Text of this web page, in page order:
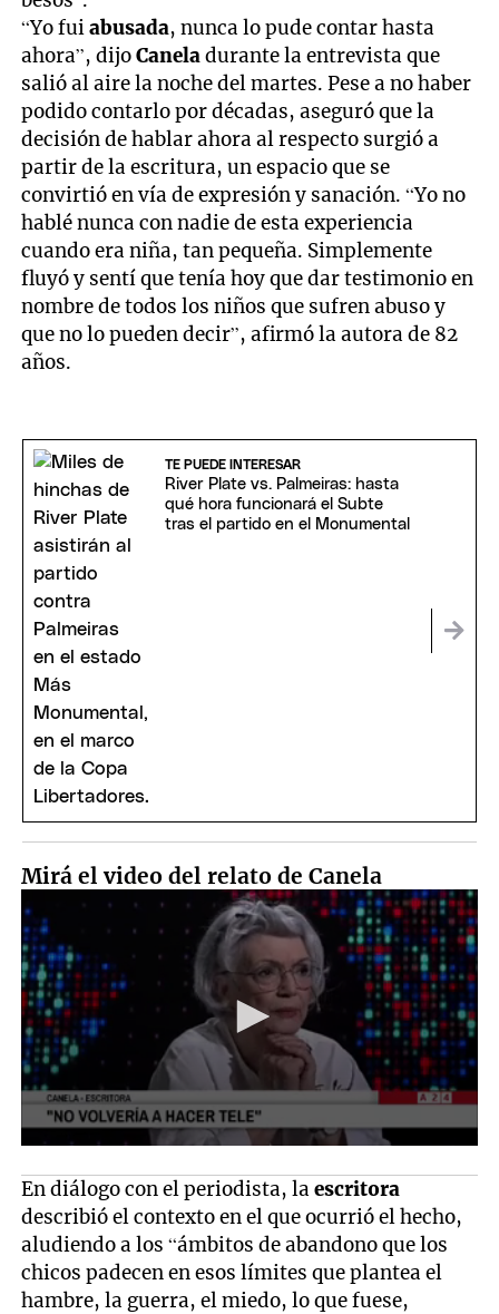
“Yo fuiabusada, nunca lo pude contar hasta
ahora”, dijoCaneladurante la entrevista que
salió al aire la noche del martes. Pese a no haber
podido contarlo por décadas, aseguró que la
decisión de hablar ahora al respecto surgió a
partir de la escritura, un espacio que se
convirtió en vía de expresión y sanación. “Yo no
hablé nunca con nadie de esta experiencia
cuando era niña, tan pequeña. Simplemente
fluyó y sentí que tenía hoy que dar testimonio en
nombre de todos los niños que sufren abuso y
que no lo pueden decir”, afirmó la autora de 82
años.
TE PUEDE INTERESAR
River Plate vs. Palmeiras: hasta
qué hora funcionará el Subte
tras el partido en el Monumental
Mirá el video del relato de Canela
En diálogo con el periodista, laescritora
describió el contexto en el que ocurrió el hecho,
aludiendo a los “ámbitos de abandono que los
chicos padecen en esos límites que plantea el
hambre, la guerra, el miedo, lo que fuese,